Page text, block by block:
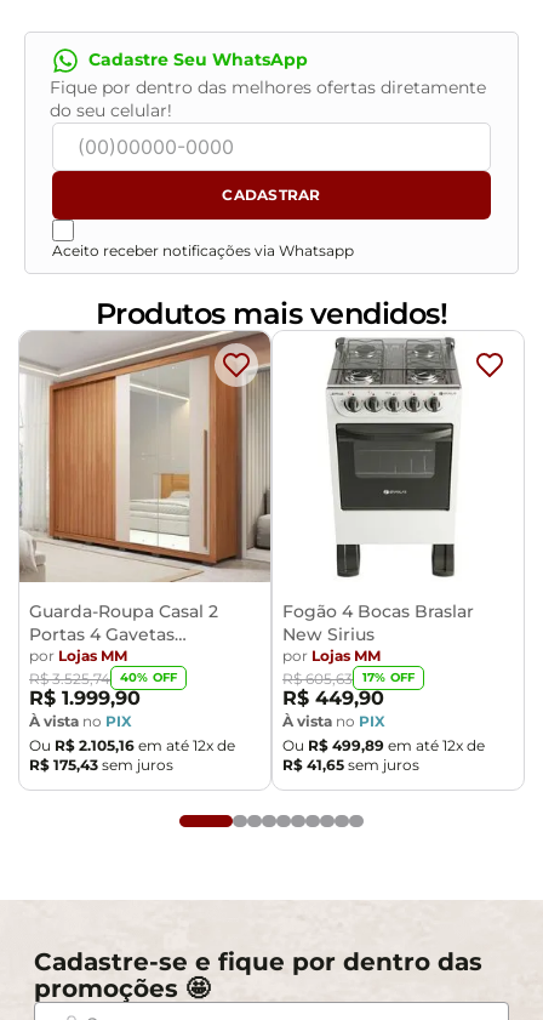
assine o comprovante de recebimento. - Montagem,
desmontagem e outras instalações serão de
responsabilidade do cliente. Não nos
responsabilizamos, no ato da entrega, por subir
escadas/elevadores ou pelo transporte por guincho em
apartamentos. Eventuais despesas são de
responsabilidade do comprador. - Confira as dimensões
do produto e certifique-se de que passará
normalmente por supostos elevadores, portas, escadas
e/ou corredores de sua residência.
Cadastre Seu WhatsApp
Fique por dentro das melhores ofertas diretamente
do seu celular!
CADASTRAR
Aceito receber notificações via Whatsapp
Produtos mais vendidos!
Guarda-Roupa Casal 2
Portas 4 Gavetas
Caemmun Moviment
por Lojas MM
R$ 3.525,74 40% OFF
R$ 1.999,90
À vista no PIX
Ou R$ 2.105,16 em até 12x de
R$ 175,43 sem juros
Fogão 4 Bocas Braslar
New Sirius
por Lojas MM
R$ 605,63 17% OFF
R$ 449,90
À vista no PIX
Ou R$ 499,89 em até 12x de
R$ 41,65 sem juros
Cadastre-se e fique por dentro das
promoções 🤩